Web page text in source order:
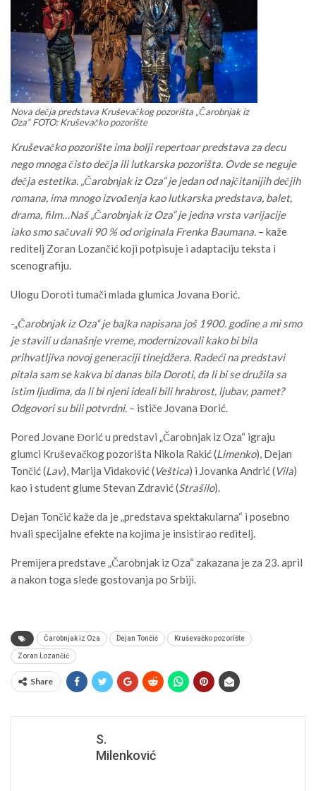
Nova dečja predstava Kruševačkog pozorišta „Čarobnjak iz
Oza“ FOTO: Kruševačko pozorište
Kruševačko pozorište ima bolji repertoar predstava za decu
nego mnoga čisto dečja ili lutkarska pozorišta. Ovde se neguje
dečja estetika. „Čarobnjak iz Oza“ je jedan od najčitanijih dečjih
romana, ima mnogo izvođenja kao lutkarska predstava, balet,
drama, film…Naš „Čarobnjak iz Oza“ je jedna vrsta varijacije
iako smo sačuvali 90 % od originala Frenka Baumana. – kaže
reditelj Zoran Lozančić koji potpisuje i adaptaciju teksta i
scenografiju.
Ulogu Doroti tumači mlada glumica Jovana Đorić.
-„Čarobnjak iz Oza“ je bajka napisana još 1900. godine a mi smo
je stavili u današnje vreme, modernizovali kako bi bila
prihvatljiva novoj generaciji tinejdžera. Radeći na predstavi
pitala sam se kakva bi danas bila Doroti, da li bi se družila sa
istim ljudima, da li bi njeni ideali bili hrabrost, ljubav, pamet?
Odgovori su bili potvrdni. – ističe Jovana Đorić.
Pored Jovane Đorić u predstavi „Čarobnjak iz Oza“ igraju
glumci Kruševačkog pozorišta Nikola Rakić (Limenko), Dejan
Tončić (Lav), Marija Vidaković (Veštica) i Jovanka Andrić (Vila)
kao i student glume Stevan Zdravić (Strašilo).
Dejan Tončić kaže da je „predstava spektakularna“ i posebno
hvali specijalne efekte na kojima je insistirao reditelj.
Premijera predstave „Čarobnjak iz Oza“ zakazana je za 23. april
a nakon toga slede gostovanja po Srbiji.
Čarobnjak iz Oza Dejan Tončić Kruševačko pozorište
Zoran Lozančić
Share
S.
Milenković